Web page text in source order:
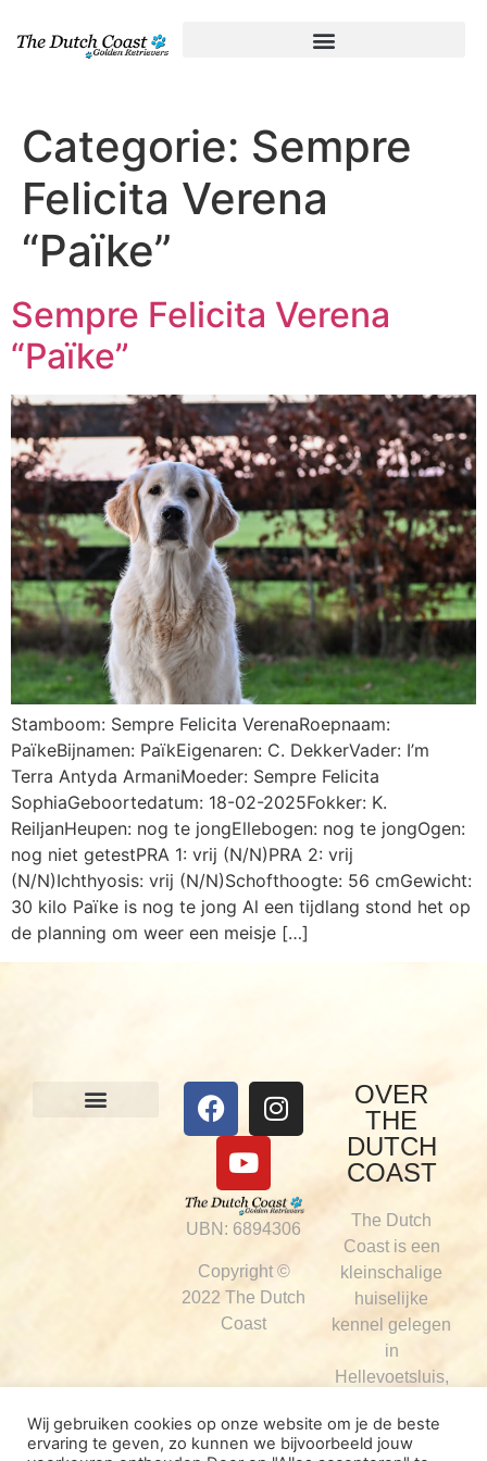
Categorie: Sempre
Felicita Verena
“Païke”
Sempre Felicita Verena
“Païke”
Stamboom: Sempre Felicita VerenaRoepnaam:
PaïkeBijnamen: PaïkEigenaren: C. DekkerVader: I’m
Terra Antyda ArmaniMoeder: Sempre Felicita
SophiaGeboortedatum: 18-02-2025Fokker: K.
ReiljanHeupen: nog te jongEllebogen: nog te jongOgen:
nog niet getestPRA 1: vrij (N/N)PRA 2: vrij
(N/N)Ichthyosis: vrij (N/N)Schofthoogte: 56 cmGewicht:
30 kilo Païke is nog te jong Al een tijdlang stond het op
de planning om weer een meisje […]
UBN: 6894306
Copyright ©
2022 The Dutch
Coast
OVER
THE
DUTCH
COAST
The Dutch
Coast is een
kleinschalige
huiselijke
kennel gelegen
in
Hellevoetsluis,
die af en toe
een nestje
Wij gebruiken cookies op onze website om je de beste
ervaring te geven, zo kunnen we bijvoorbeeld jouw